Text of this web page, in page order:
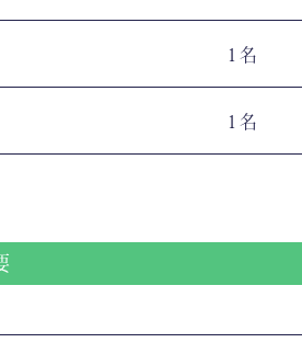
1名
1名